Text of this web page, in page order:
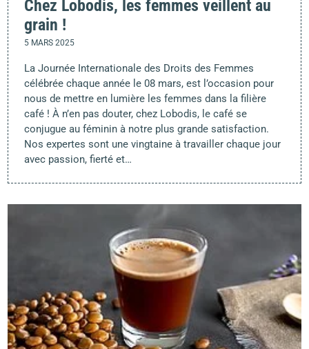
Chez Lobodis, les femmes veillent au
grain !
5 MARS 2025
La Journée Internationale des Droits des Femmes
célébrée chaque année le 08 mars, est l’occasion pour
nous de mettre en lumière les femmes dans la filière
café ! À n’en pas douter, chez Lobodis, le café se
conjugue au féminin à notre plus grande satisfaction.
Nos expertes sont une vingtaine à travailler chaque jour
avec passion, fierté et…